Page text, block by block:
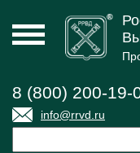
8 (800) 200-19-
info@rrvd.ru